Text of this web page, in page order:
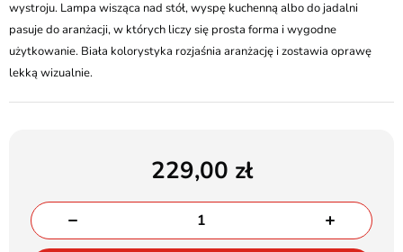
wystroju. Lampa wisząca nad stół, wyspę kuchenną albo do jadalni
pasuje do aranżacji, w których liczy się prosta forma i wygodne
użytkowanie. Biała kolorystyka rozjaśnia aranżację i zostawia oprawę
lekką wizualnie.
229,00